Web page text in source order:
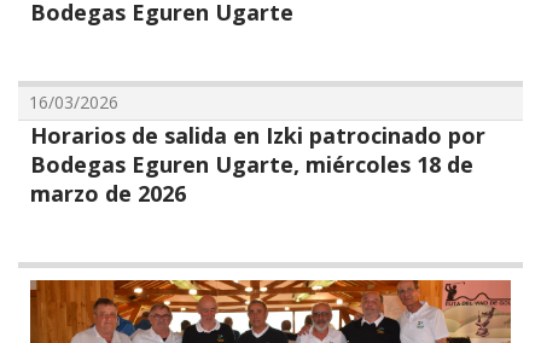
Bodegas Eguren Ugarte
16/03/2026
Horarios de salida en Izki patrocinado por
Bodegas Eguren Ugarte, miércoles 18 de
marzo de 2026